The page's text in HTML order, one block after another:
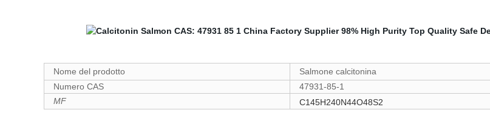
Nome del prodotto
Salmone calcitonina
Numero CAS
47931-85-1
MF
C145H240N44O48S2